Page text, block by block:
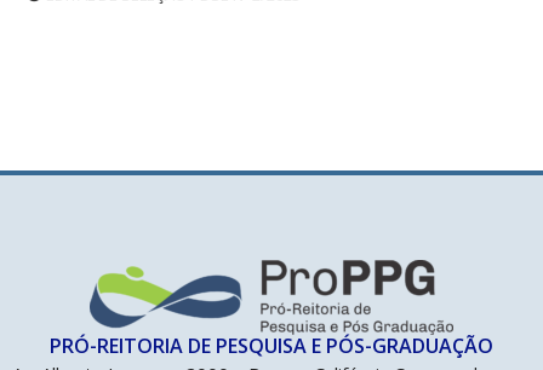
PRÓ-REITORIA DE PESQUISA E PÓS-GRADUAÇÃO​